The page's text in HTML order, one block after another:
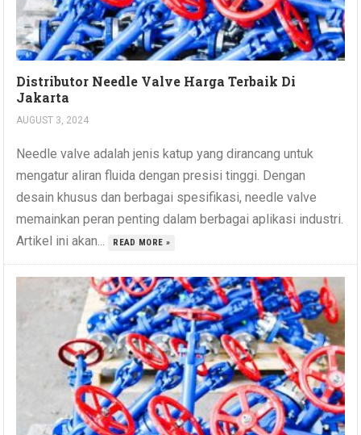
Distributor Needle Valve Harga Terbaik Di
Jakarta
AUGUST 3, 2024
Needle valve adalah jenis katup yang dirancang untuk
mengatur aliran fluida dengan presisi tinggi. Dengan
desain khusus dan berbagai spesifikasi, needle valve
memainkan peran penting dalam berbagai aplikasi industri.
Artikel ini akan...
READ MORE »